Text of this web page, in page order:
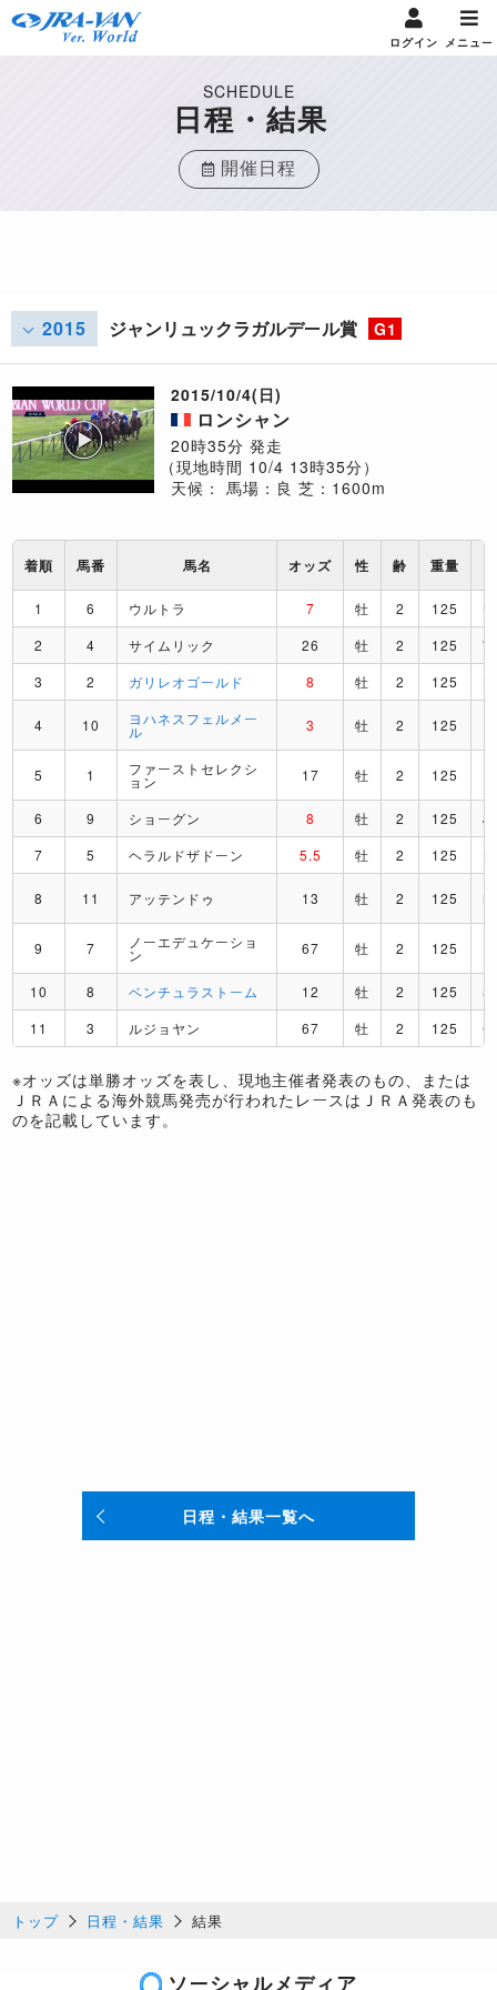
ログイン メニュー
SCHEDULE
日程・結果
開催日程
2015 ジャンリュックラガルデール賞 G1
2015/10/4(日)
ロンシャン
20時35分 発走
（現地時間 10/4 13時35分）
天候： 馬場：良 芝：1600m
着順 馬番 馬名 オッズ 性 齢 重量
1 6 ウルトラ 7 牡 2 125
2
4 サイムリック 26 牡 2 125
3
2 ガリレオゴールド 8 牡 2 125
4 10 ヨハネスフェルメー
ル 3 牡 2 125
5 1 ファーストセレクシ
ョン 17 牡 2 125
6 9 ショーグン 8 牡 2 125
J
7
5 ヘラルドザドーン 5.5 牡 2 125
8 11 アッテンドゥ 13 牡 2 125
9 7 ノーエデュケーショ
ン 67 牡 2 125
10 8 ベンチュラストーム 12 牡 2 125
S
11
3 ルジョヤン 67 牡 2 125 G
※オッズは単勝オッズを表し、現地主催者発表のもの、または
ＪＲＡによる海外競馬発売が行われたレースはＪＲＡ発表のも
のを記載しています。
日程・結果一覧へ
トップ 日程・結果 結果
ソーシャルメディア